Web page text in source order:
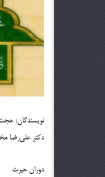
نويسندگان:
دکتر علی‌رضا
دوران حیرت